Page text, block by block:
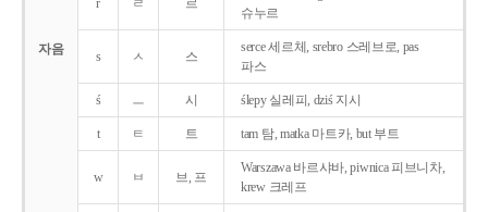
자음
r ㄹ 르
슈누르
s ㅅ 스
serce 세르체, srebro 스레브로, pas
파스
ś ㅡ 시 ślepy 실레피, dziś 지시
t ㅌ 트 tam 탐, matka 마트카, but 부트
w ㅂ 브, 프
Warszawa 바르샤바, piwnica 피브니차,
krew 크레프